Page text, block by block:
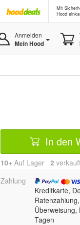
Mit
Hood
Anmelden
Mein Hood
In den
10+ Auf Lager 2
Zahlung
Kreditkarte,
Überweisung,
Tagen